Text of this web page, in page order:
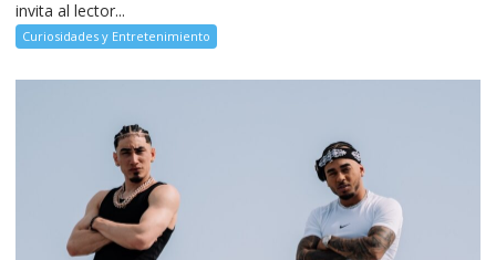
invita al lector...
Curiosidades y Entretenimiento